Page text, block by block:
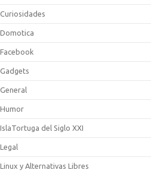
Curiosidades
Domotica
Facebook
Gadgets
General
Humor
IslaTortuga del Siglo XXI
Legal
Linux y Alternativas Libres